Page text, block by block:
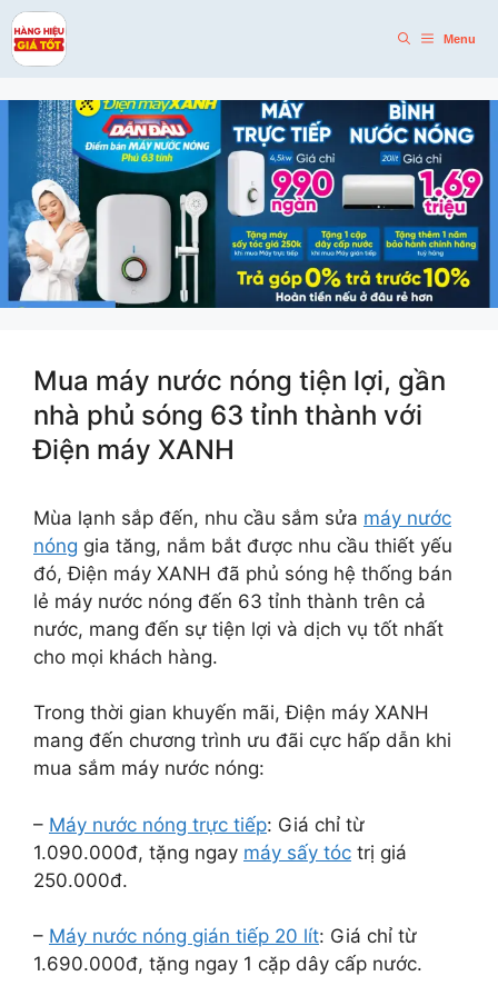
Skip
to
content
Menu
Mua máy nước nóng tiện lợi, gần
nhà phủ sóng 63 tỉnh thành với
Điện máy XANH
Mùa lạnh sắp đến, nhu cầu sắm sửa máy nước
nóng gia tăng, nắm bắt được nhu cầu thiết yếu
đó, Điện máy XANH đã phủ sóng hệ thống bán
lẻ máy nước nóng đến 63 tỉnh thành trên cả
nước, mang đến sự tiện lợi và dịch vụ tốt nhất
cho mọi khách hàng.
Trong thời gian khuyến mãi, Điện máy XANH
mang đến chương trình ưu đãi cực hấp dẫn khi
mua sắm máy nước nóng:
– Máy nước nóng trực tiếp: Giá chỉ từ
1.090.000đ, tặng ngay máy sấy tóc trị giá
250.000đ.
– Máy nước nóng gián tiếp 20 lít: Giá chỉ từ
1.690.000đ, tặng ngay 1 cặp dây cấp nước.